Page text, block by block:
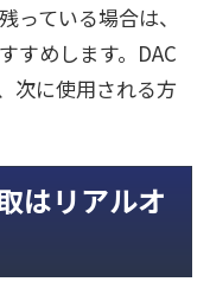
っている場合は、
すめします。DAC
次に使用される方
はリアルオ